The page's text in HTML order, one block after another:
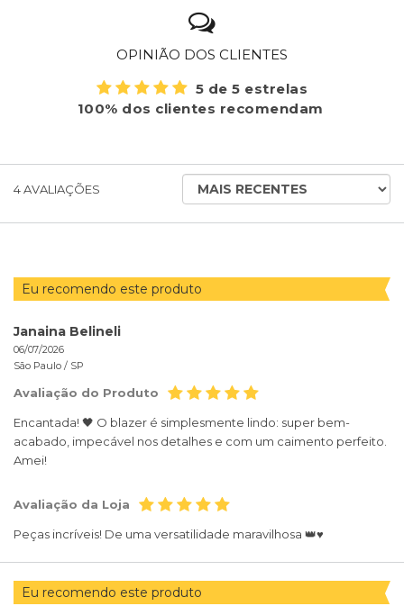
OPINIÃO DOS CLIENTES
5 de 5 estrelas
100% dos clientes recomendam
4AVALIAÇÕES
ORDENAR
AVALIAÇÕES
Eu recomendo este produto
Janaina Belineli
06/07/2026
São Paulo / SP
Avaliação do Produto
Encantada! 🖤 O blazer é simplesmente lindo: super bem-
acabado, impecável nos detalhes e com um caimento perfeito.
Amei!
Avaliação da Loja
Peças incríveis! De uma versatilidade maravilhosa 👑♥️
Eu recomendo este produto